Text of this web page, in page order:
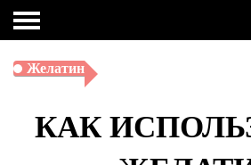
Желатин
КАК